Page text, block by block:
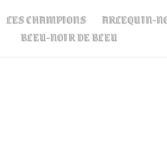
LES CHAMPIONS ARLEQUIN-
BLEU-NOIR DE BLEU